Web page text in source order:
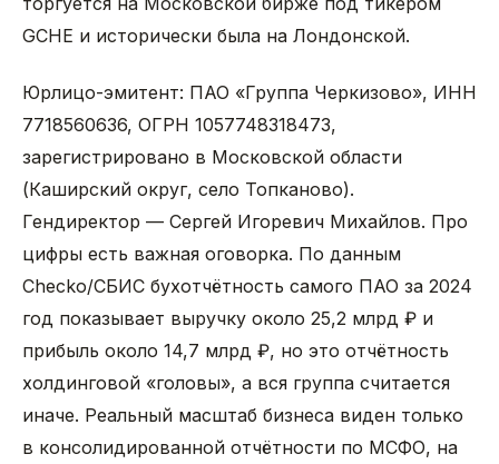
GCHE и исторически была на Лондонской.
Юрлицо-эмитент: ПАО «Группа Черкизово», ИНН
7718560636, ОГРН 1057748318473,
зарегистрировано в Московской области
(Каширский округ, село Топканово).
Гендиректор — Сергей Игоревич Михайлов. Про
цифры есть важная оговорка. По данным
Checko/СБИС бухотчётность самого ПАО за 2024
год показывает выручку около 25,2 млрд ₽ и
прибыль около 14,7 млрд ₽, но это отчётность
холдинговой «головы», а вся группа считается
иначе. Реальный масштаб бизнеса виден только
в консолидированной отчётности по МСФО, на